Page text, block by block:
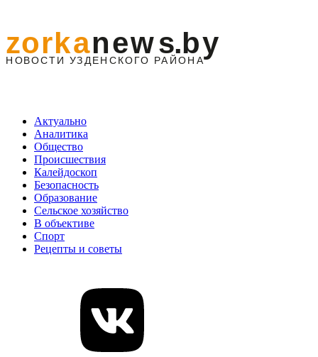
Актуально
Аналитика
Общество
Происшествия
Калейдоскоп
Безопасность
Образование
Сельское хозяйство
В объективе
Спорт
Рецепты и советы